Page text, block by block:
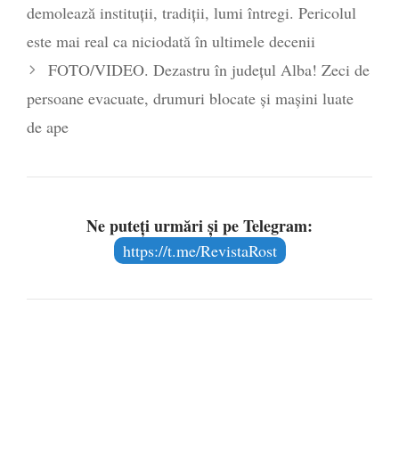
demolează instituții, tradiții, lumi întregi. Pericolul
este mai real ca niciodată în ultimele decenii
FOTO/VIDEO. Dezastru în județul Alba! Zeci de
persoane evacuate, drumuri blocate şi maşini luate
de ape
Ne puteți urmări și pe Telegram:
https://t.me/RevistaRost